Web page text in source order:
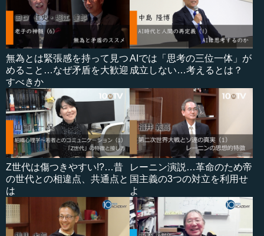
無為とは緊張感を持って見つ
めること…なぜ矛盾を大歓迎
すべきか
AIでは「思考の三位一体」が
成立しない…考えるとは？
Z世代は傷つきやすい!?…昔
の世代との相違点、共通点と
は
レーニン演説…革命のため帝
国主義の3つの対立を利用せ
よ